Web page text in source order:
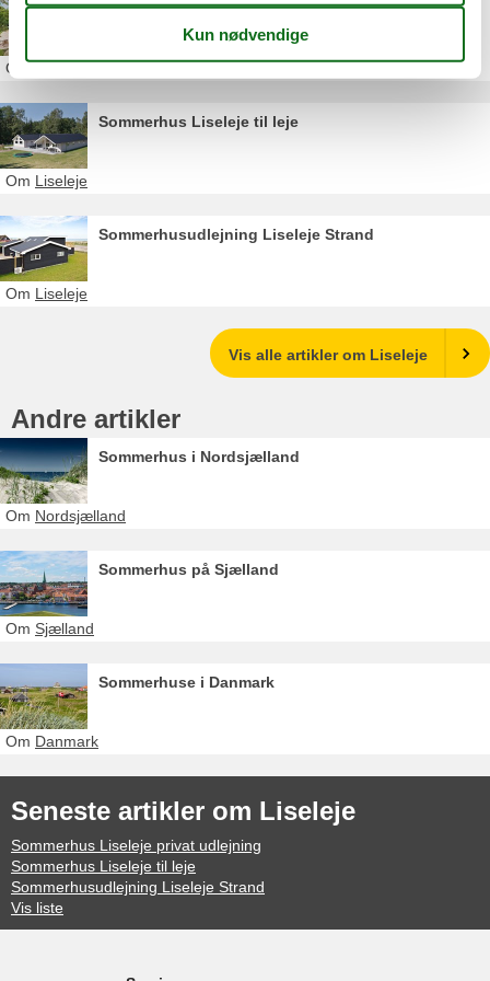
Sommerhus Liseleje privat udlejning
OmLiseleje
Sommerhus Liseleje til leje
Om Liseleje
Sommerhusudlejning Liseleje Strand
Om Liseleje
Vis alle artikler om Liseleje
Andre artikler
Sommerhus i Nordsjælland
Om Nordsjælland
Sommerhus på Sjælland
Om Sjælland
Sommerhuse i Danmark
Om Danmark
Seneste artikler om Liseleje
Sommerhus Liseleje privat udlejning
Sommerhus Liseleje til leje
Sommerhusudlejning Liseleje Strand
Vis liste